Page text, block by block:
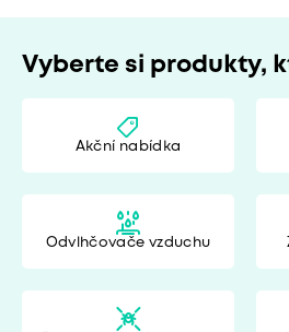
Vyberte si produkty,
Akční nabídka
Odvlhčovače vzduchu